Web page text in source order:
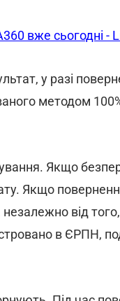
вже сьогодні -
у разі
методом
Якщо
Якщо повернення
від
в ЄРПН,